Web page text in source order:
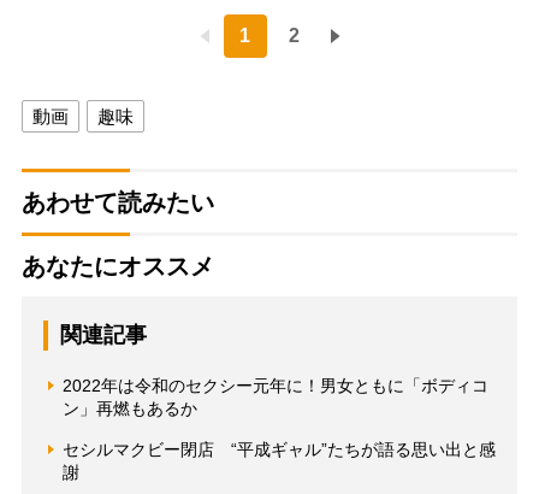
1 2
動画 趣味
あわせて読みたい
あなたにオススメ
関連記事
2022年は令和のセクシー元年に！男女ともに「ボディコ
ン」再燃もあるか
セシルマクビー閉店 “平成ギャル”たちが語る思い出と感
謝